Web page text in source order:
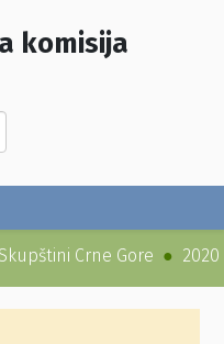
komisija
Crne Gore 2020